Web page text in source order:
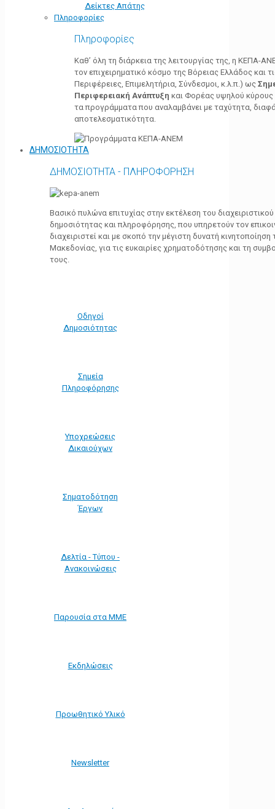
Δείκτες Απάτης
Πληροφορίες
Πληροφορίες
Καθ’ όλη τη διάρκεια της λειτουργίας της, η ΚΕΠΑ-
τον επιχειρηματικό κόσμο της Βόρειας Ελλάδος και
Περιφέρειες, Επιμελητήρια, Σύνδεσμοι, κ.λ.π.) ως
Περιφερειακή Ανάπτυξη και Φορέας υψηλού κύρους
τα προγράμματα που αναλαμβάνει με ταχύτητα,
αποτελεσματικότητα.
ΔΗΜΟΣΙΟΤΗΤΑ
ΔΗΜΟΣΙΟΤΗΤΑ - ΠΛΗΡΟΦΟΡΗΣΗ
Βασικό πυλώνα επιτυχίας στην εκτέλεση του
δημοσιότητας και πληροφόρησης, που υπηρετούν τον
διαχειριστεί και με σκοπό την μέγιστη δυνατή
Μακεδονίας, για τις ευκαιρίες χρηματοδότησης και τη
τους.
Οδηγοί
Δημοσιότητας
Σημεία
Πληροφόρησης
Υποχρεώσεις
Δικαιούχων
Σηματοδότηση
Έργων
Δελτία - Τύπου -
Ανακοινώσεις
Παρουσία στα ΜΜΕ
Εκδηλώσεις
Προωθητικό Υλικό
Νewsletter